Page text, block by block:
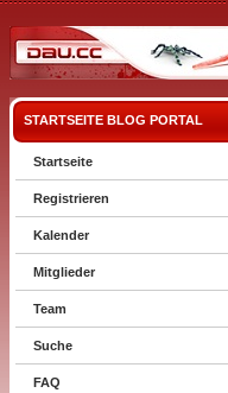
STARTSEITE BLOG PORTAL
Startseite
Registrieren
Kalender
Mitglieder
Team
Suche
FAQ